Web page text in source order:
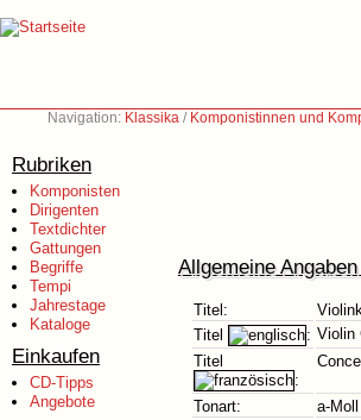
Navigation: Klassika / Komponistinnen und
Rubriken
Komponisten
Dirigenten
Textdichter
Gattungen
Begriffe
Tempi
Jahrestage
Kataloge
Einkaufen
CD-Tipps
Angebote
Allgemeine
Titel:
Titel
: Violin
Titel
:
Tonart:
a-Moll